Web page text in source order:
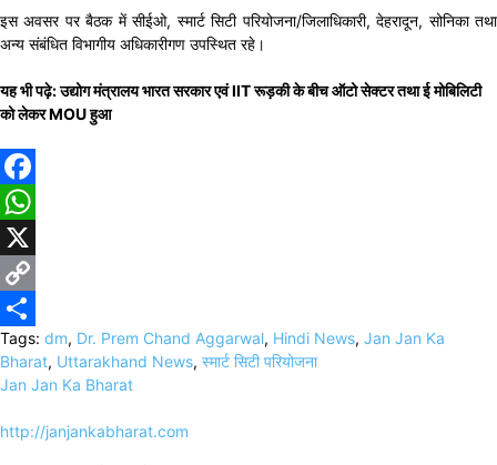
इस अवसर पर बैठक में सीईओ, स्मार्ट सिटी परियोजना/जिलाधिकारी, देहरादून, सोनिका तथा
अन्य संबंधित विभागीय अधिकारीगण उपस्थित रहे।
यह भी पढ़े: उद्योग मंत्रालय भारत सरकार एवं IIT रूड़की के बीच ऑटो सेक्टर तथा ई मोबिलिटी
को लेकर MOU हुआ
Facebook
WhatsApp
X
Copy
Link
Share
Tags: dm, Dr. Prem Chand Aggarwal, Hindi News, Jan Jan Ka
Bharat, Uttarakhand News, स्मार्ट सिटी परियोजना
Jan Jan Ka Bharat
http://janjankabharat.com